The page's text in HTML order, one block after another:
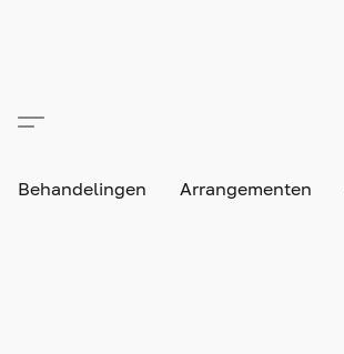
Behandelingen Arrangementen